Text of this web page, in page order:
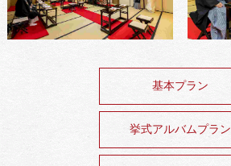
基本プラン
挙式アルバムプラン